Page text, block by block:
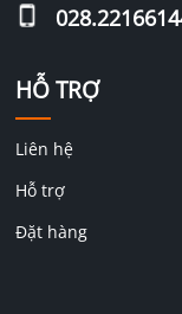
HỖ TRỢ
Liên hệ
Hỗ trợ
Đặt hàng